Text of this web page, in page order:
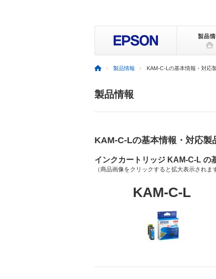
製品情報 KAM-C-Lの基本情報・対応
製品情報
KAM-C-Lの基本情報・対応製
インクカートリッジ KAM-C-L の
（商品画像をクリックすると拡大表示されま
KAM-C-L